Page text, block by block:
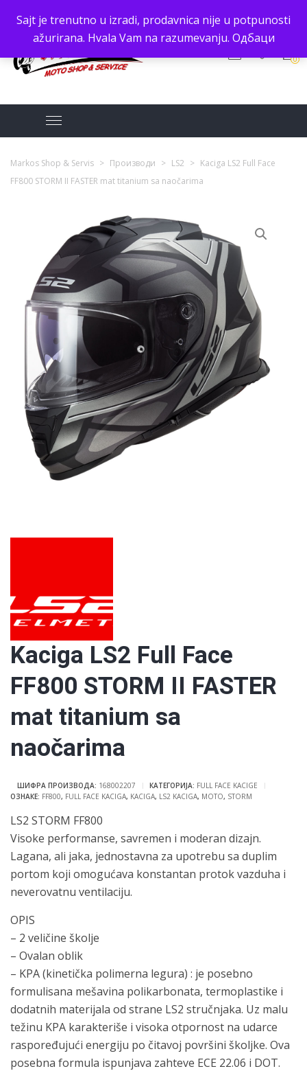
Sajt je trenutno u izradi, prodavnica nije u potpunosti
ažurirana. Hvala Vam na razumevanju. Одбаци
0
Markos Shop & Servis > Производи > LS2 > Kaciga LS2 Full Face
FF800 STORM II FASTER mat titanium sa naočarima
Kaciga LS2 Full Face
FF800 STORM II FASTER
mat titanium sa
naočarima
ШИФРА ПРОИЗВОДА: 168002207 КАТЕГОРИЈА: FULL FACE KACIGE
ОЗНАКЕ: FF800, FULL FACE KACIGA, KACIGA, LS2 KACIGA, MOTO, STORM
LS2 STORM FF800
Visoke performanse, savremen i moderan dizajn.
Lagana, ali jaka, jednostavna za upotrebu sa duplim
portom koji omogućava konstantan protok vazduha i
neverovatnu ventilaciju.
OPIS
– 2 veličine školje
– Ovalan oblik
– KPA (kinetička polimerna legura) : je posebno
formulisana mešavina polikarbonata, termoplastike i
dodatnih materijala od strane LS2 stručnjaka. Uz malu
težinu KPA karakteriše i visoka otpornost na udarce
raspoređujući energiju po čitavoj površini školjke. Ova
posebna formula ispunjava zahteve ECE 22.06 i DOT.